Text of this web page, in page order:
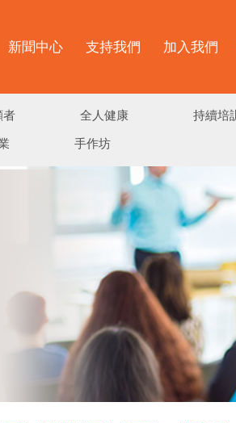
新聞中心 支持我們 加入我們
者 全人健康 持續培訓
手作坊